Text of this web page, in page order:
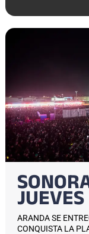
JUEVES
ARANDA SE
CONQUISTA LA